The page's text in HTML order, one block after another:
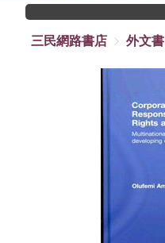
三民網路書店
外文書